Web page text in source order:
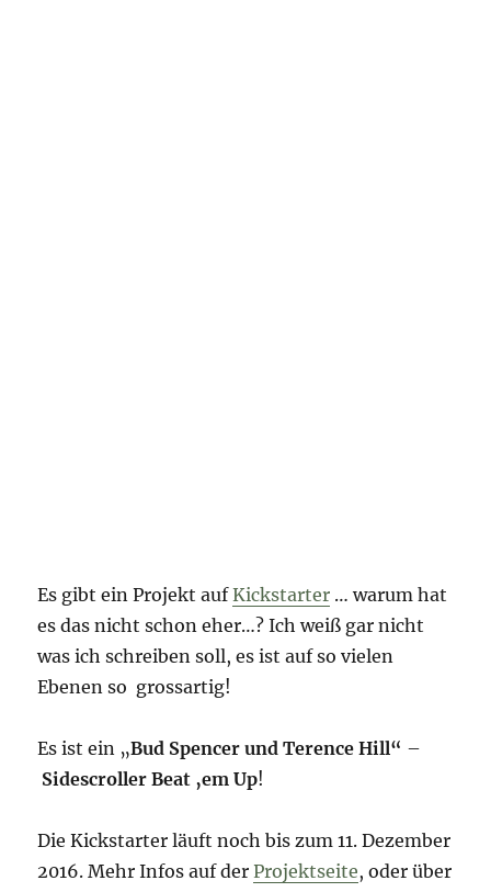
Es gibt ein Projekt aufKickstarter … warum hat
es das nicht schon eher…? Ich weiß gar nicht
was ich schreiben soll, es ist auf so vielen
Ebenen so grossartig!
Es ist ein „Bud Spencer und Terence Hill“ –
Sidescroller Beat ‚em Up!
Die Kickstarter läuft noch bis zum 11. Dezember
2016. Mehr Infos auf derProjektseite, oder über